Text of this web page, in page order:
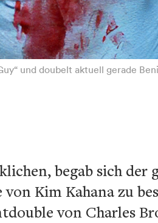
und doubelt aktuell gerade
begab sich der
Kim Kahana zu
von Charles